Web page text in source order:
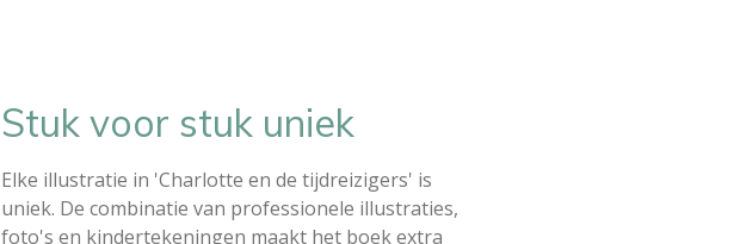
Stuk voor stuk uniek
Elke illustratie in 'Charlotte en de tijdreizigers' is
uniek. De combinatie van professionele illustraties,
foto's en kindertekeningen maakt het boek extra